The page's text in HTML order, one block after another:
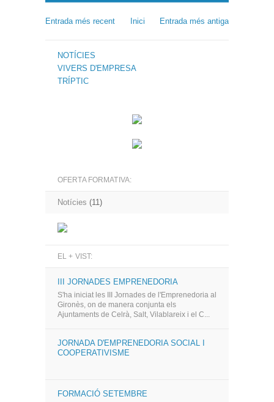
Entrada més recent Entrada més antiga
Inici
NOTÍCIES
VIVERS D'EMPRESA
TRÍPTIC
OFERTA FORMATIVA:
Notícies (11)
EL + VIST:
III JORNADES EMPRENEDORIA
S'ha iniciat les III Jornades de l'Emprenedoria al
Gironès, on de manera conjunta els
Ajuntaments de Celrà, Salt, Vilablareix i el C...
JORNADA D'EMPRENEDORIA SOCIAL I
COOPERATIVISME
FORMACIÓ SETEMBRE